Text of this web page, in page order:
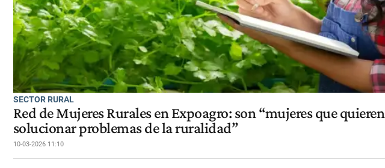
SECTOR RURAL
Red de Mujeres Rurales en Expoagro: son “mujeres que quieren
solucionar problemas de la ruralidad”
10-03-2026 11:10